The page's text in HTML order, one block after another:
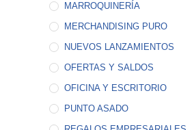
MARROQUINERÍA
MERCHANDISING PURO
NUEVOS LANZAMIENTOS
OFERTAS Y SALDOS
OFICINA Y ESCRITORIO
PUNTO ASADO